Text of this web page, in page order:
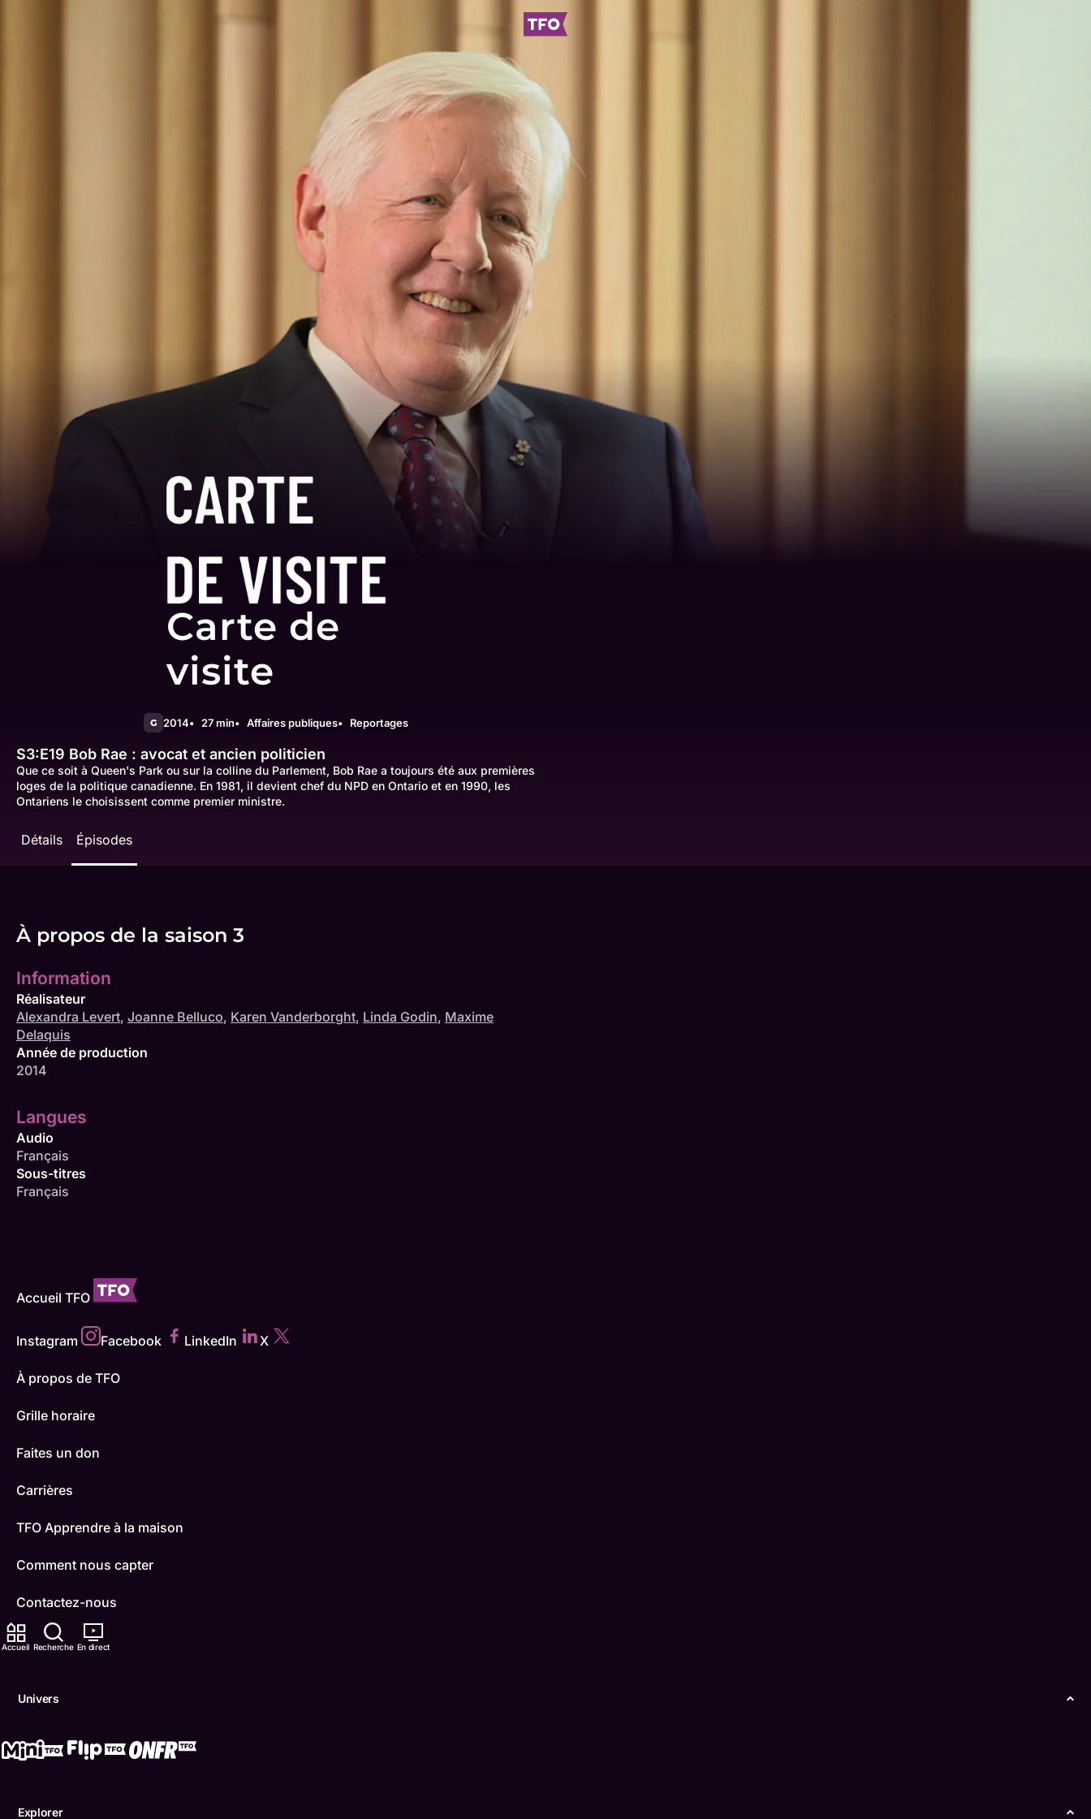
Accueil Recherche En direct
Univers
Explorer
Carte de
visite
G 2014 27 min Affaires publiques Reportages
S3:E19 Bob Rae : avocat et ancien politicien
Que ce soit à Queen's Park ou sur la colline du Parlement, Bob Rae a toujours été aux premières
loges de la politique canadienne. En 1981, il devient chef du NPD en Ontario et en 1990, les
Ontariens le choisissent comme premier ministre.
Détails Épisodes
À propos de la saison 3
Information
Réalisateur
Alexandra Levert, Joanne Belluco, Karen Vanderborght, Linda Godin, Maxime
Delaquis
Année de production
2014
Langues
Audio
Français
Sous-titres
Français
Accueil TFO
Instagram Facebook LinkedIn X
À propos de TFO
Grille horaire
Faites un don
Carrières
TFO Apprendre à la maison
Comment nous capter
Contactez-nous
ONFR
Conditions d'utilisation